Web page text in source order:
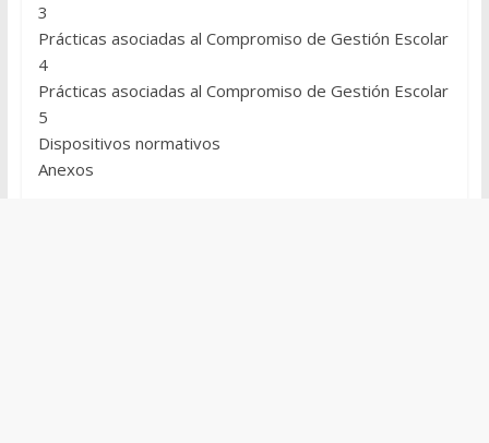
3
Prácticas asociadas al Compromiso de Gestión Escolar
4
Prácticas asociadas al Compromiso de Gestión Escolar
5
Dispositivos normativos
Anexos